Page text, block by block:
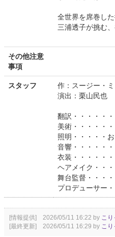
全世界を席巻し
三浦透子が挑む
その他注意
事項
スタッフ
作：スージー・
演出：栗山民也
翻訳・・・・・
美術・・・・・
照明・・・・・
音響・・・・・
衣装・・・・・
ヘアメイク・・
舞台監督・・・
プロデューサー
[情報提供] 2026/05/11 16:22 by こ
[最終更新] 2026/05/11 16:29 by こ